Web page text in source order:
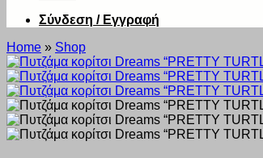
Σύνδεση / Εγγραφή
Home » Shop